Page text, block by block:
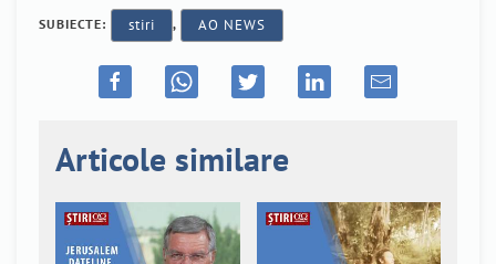
SUBIECTE: stiri , AO NEWS
Articole similare